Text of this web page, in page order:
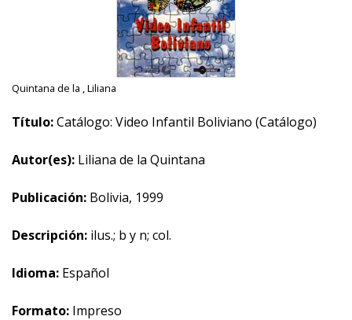
Quintana de la , Liliana
Título:Catálogo: Video Infantil Boliviano (Catálogo)
Autor(es): Liliana de la Quintana
Publicación: Bolivia, 1999
Descripción: ilus.; b y n; col.
Idioma: Español
Formato: Impreso